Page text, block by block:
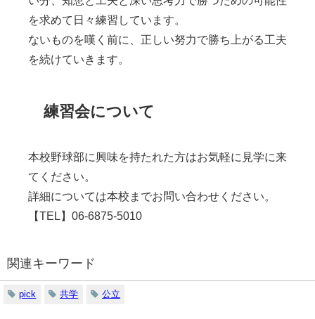
を求めて日々練習しています。
ないものを嘆く前に、正しい努力で勝ち上がる工夫
を続けていきます。
練習会について
本校野球部に興味を持たれた方はお気軽に見学に来
てください。
詳細については本校までお問い合わせください。
【TEL 】06-6875-5010
関連キーワード
pick 共学 公立